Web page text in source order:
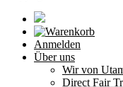
Anmelden
Über uns
Wir von
Direct Fair